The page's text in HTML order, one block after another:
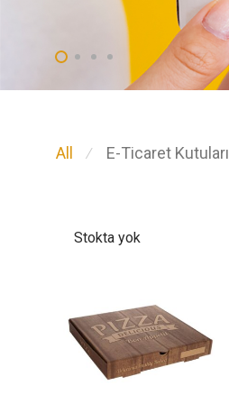
All ⁄ E-Ticaret Kutuları